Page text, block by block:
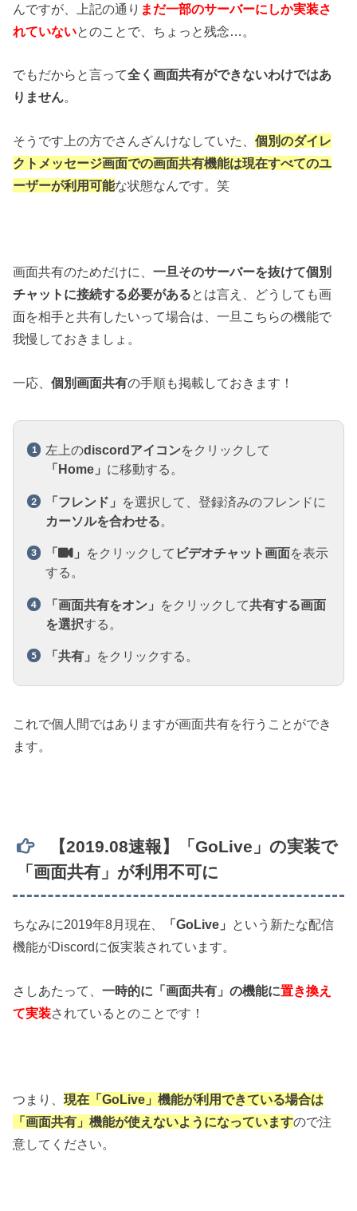
んですが、上記の通り まだ一部のサーバーにしか実装さ
れていないとのことで、ちょっと残念…。
でもだからと言って全く画面共有ができないわけではあ
りません。
そうです上の方でさんざんけなしていた、個別のダイレ
クトメッセージ画面での画面共有機能は現在すべてのユ
ーザーが利用可能な状態なんです。笑
画面共有のためだけに、一旦そのサーバーを抜けて個別
チャットに接続する必要があるとは言え、どうしても画
面を相手と共有したいって場合は、一旦こちらの機能で
我慢しておきましょ。
一応、個別画面共有の手順も掲載しておきます！
左上のdiscordアイコンをクリックして
「Home」 に移動する。
「フレンド」
を選択して、登録済みのフレンドに
カーソルを合わせる。
「 」 をクリックして ビデオチャット画面を表示
する。
「画面共有をオン」 をクリックして共有する画面
を選択する。
「共有」 をクリックする。
これで個人間ではありますが画面共有を行うことができ
ます。
【2019.08速報】「GoLive」の実装で
「画面共有」が利用不可に
ちなみに2019年8月現在、 「GoLive」 という新たな配信
機能がDiscordに仮実装されています。
さしあたって、一時的に「画面共有」の機能に置き換え
て実装されているとのことです！
つまり、現在 「GoLive」機能が利用できている場合は
「画面共有」機能が使えないようになっていますので注
意してください。